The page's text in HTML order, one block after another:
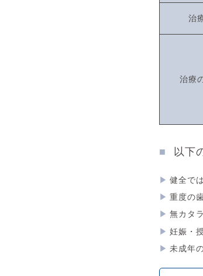
治
治療
以下
健全で
重度の
無カタ
妊娠・
未成年